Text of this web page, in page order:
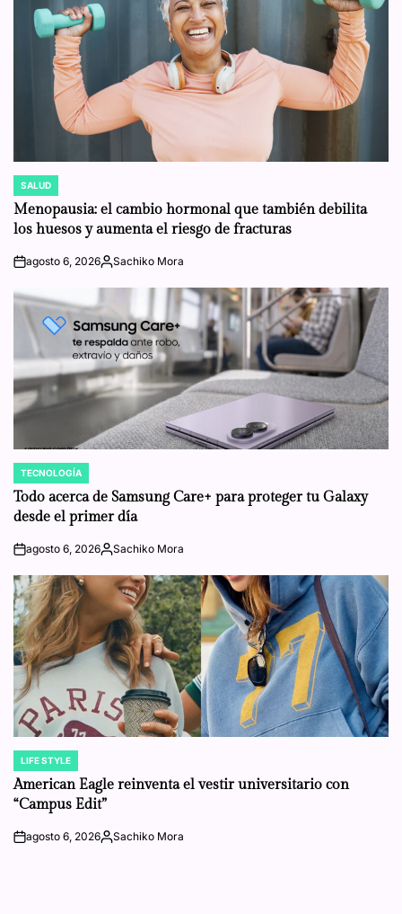
POSTED
IN
SALUD
Menopausia: el cambio hormonal que también debilita
los huesos y aumenta el riesgo de fracturas
onagosto 6, 2026Posted
Sachiko Mora
POSTED
IN
TECNOLOGÍA
Todo acerca de Samsung Care+ para proteger tu Galaxy
desde el primer día
onagosto 6, 2026Posted
Sachiko Mora
POSTED
IN
LIFE STYLE
American Eagle reinventa el vestir universitario con
“Campus Edit”
onagosto 6, 2026Posted
Sachiko Mora